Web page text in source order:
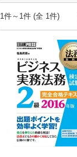
1件～1件 (全 1件)